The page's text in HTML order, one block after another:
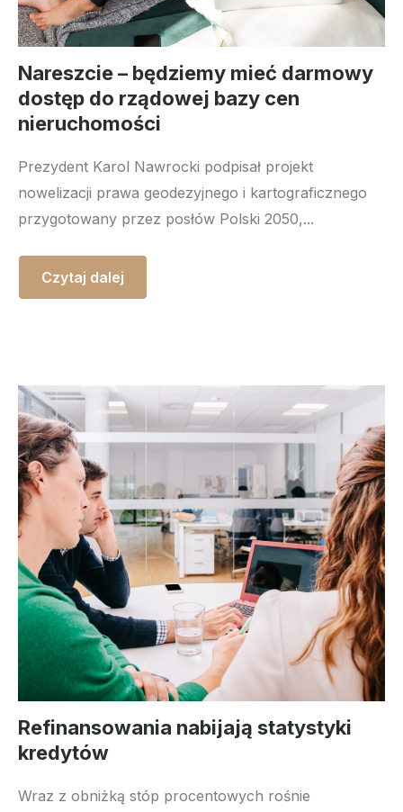
Nareszcie – będziemy mieć darmowy
dostęp do rządowej bazy cen
nieruchomości
Prezydent Karol Nawrocki podpisał projekt
nowelizacji prawa geodezyjnego i kartograficznego
przygotowany przez posłów Polski 2050,...
Czytaj dalej
Refinansowania nabijają statystyki
kredytów
Wraz z obniżką stóp procentowych rośnie